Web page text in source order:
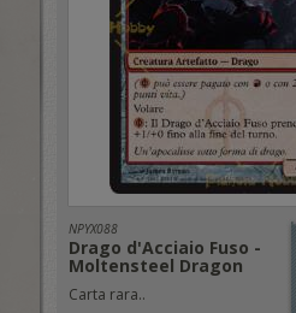
NPYX088
Drago d'Acciaio Fuso -
Moltensteel Dragon
Carta rara..